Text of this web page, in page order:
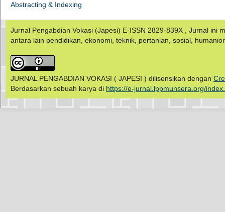
Abstracting & Indexing
Jurnal Pengabdian Vokasi (Japesi) E-ISSN 2829-839X , Jurnal
antara lain pendidikan, ekonomi, teknik, pertanian, sosial,
JURNAL PENGABDIAN VOKASI ( JAPESI ) dilisensikan dengan
Berdasarkan sebuah karya di https://e-jurnal.lppmunsera.org/